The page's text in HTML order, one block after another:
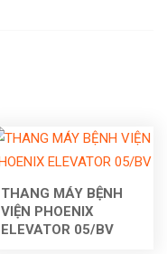
THANG MÁY BỆNH
VIỆN PHOENIX
ELEVATOR 05/BV